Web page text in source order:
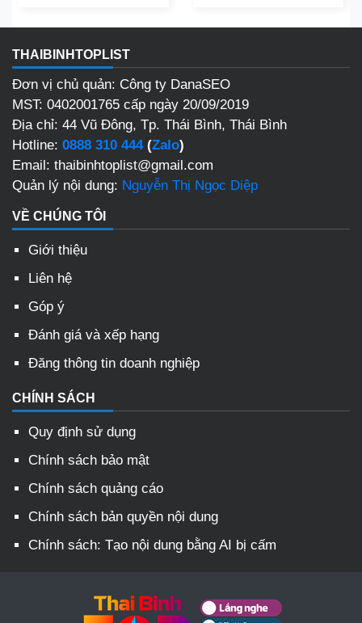
THAIBINHTOPLIST
Đơn vị chủ quản: Công ty DanaSEO
MST: 0402001765 cấp ngày 20/09/2019
Địa chỉ: 44 Vũ Đông, Tp. Thái Bình, Thái Bình
Hotline: 0888 310 444(Zalo)
Email: thaibinhtoplist@gmail.com
Quản lý nội dung: Nguyễn Thị Ngọc Diệp
VỀ CHÚNG TÔI
Giới thiệu
Liên hệ
Góp ý
Đánh giá và xếp hạng
Đăng thông tin doanh nghiệp
CHÍNH SÁCH
Quy định sử dụng
Chính sách bảo mật
Chính sách quảng cáo
Chính sách bản quyền nội dung
Chính sách: Tạo nội dung bằng AI bị cấm